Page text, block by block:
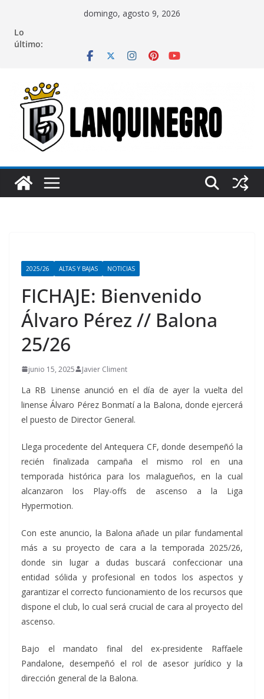
contenido
domingo, agosto 9, 2026
Lo
último:
2025/26 ALTAS Y BAJAS NOTICIAS
FICHAJE: Bienvenido
Álvaro Pérez // Balona
25/26
junio 15, 2025 Javier Climent
La RB Linense anunció en el día de ayer la vuelta del
linense Álvaro Pérez Bonmatí a la Balona, donde ejercerá
el puesto de Director General.
Llega procedente del Antequera CF, donde desempeñó la
recién finalizada campaña el mismo rol en una
temporada histórica para los malagueños, en la cual
alcanzaron los Play-offs de ascenso a la Liga
Hypermotion.
Con este anuncio, la Balona añade un pilar fundamental
más a su proyecto de cara a la temporada 2025/26,
donde sin lugar a dudas buscará confeccionar una
entidad sólida y profesional en todos los aspectos y
garantizar el correcto funcionamiento de los recursos que
dispone el club, lo cual será crucial de cara al proyecto del
ascenso.
Bajo el mandato final del ex-presidente Raffaele
Pandalone, desempeñó el rol de asesor jurídico y la
dirección general de la Balona.